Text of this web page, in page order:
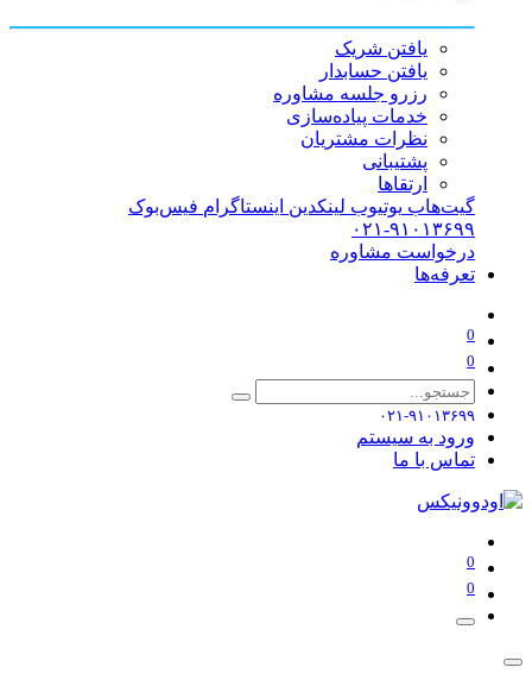
یافتن شریک
یافتن حسابدار
رزرو جلسه مشاوره
خدمات پیاده‌سازی
نظرات مشتریان
پشتیبانی
ارتقاها
گیت‌هاب یوتیوب لینکدین اینستاگرام فیس‌بوک
۰۲۱-۹۱۰۱۳۶۹۹
درخواست مشاوره
تعرفه‌ها
0
0
۰۲۱-۹۱۰۱۳۶۹۹
ورود به سیستم
تماس با ما
0
0